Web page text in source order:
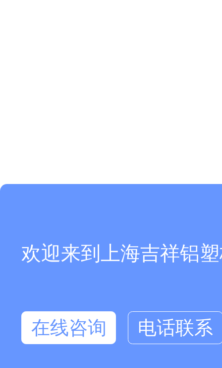
欢迎来到上海吉祥铝
在线咨询
电话联系
在线咨询